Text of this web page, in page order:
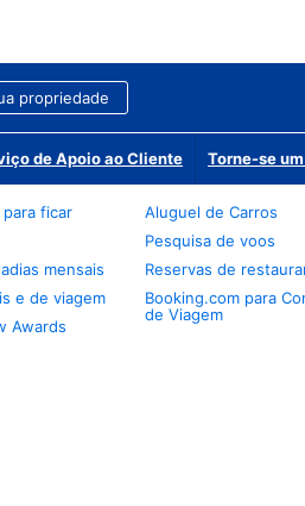
propriedade
de Apoio ao Cliente Torne-se
ficar
mensais
e de viagem
Awards
Aluguel de Carros
Pesquisa de voos
Reservas de
Booking.com para
de Viagem